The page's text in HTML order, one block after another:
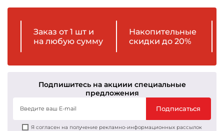
Заказ от 1 шт и
на любую сумму
Накопительные
скидки до 20%
Подпишитесь на акциии специальные
предложения
Подписаться
Я согласен на получение рекламно-информационных рассылок